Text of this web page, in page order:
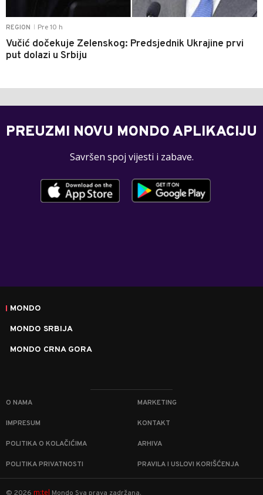
REGION Pre 10 h
Vučić dočekuje Zelenskog: Predsjednik Ukrajine prvi
put dolazi u Srbiju
PREUZMI NOVU MONDO APLIKACIJU
Savršen spoj vijesti i zabave.
MONDO
MONDO SRBIJA
MONDO CRNA GORA
O NAMA MARKETING
IMPRESUM KONTAKT
POLITIKA O KOLAČIĆIMA ARHIVA
POLITIKA PRIVATNOSTI PRAVILA I USLOVI KORIŠĆENJA
m:tel